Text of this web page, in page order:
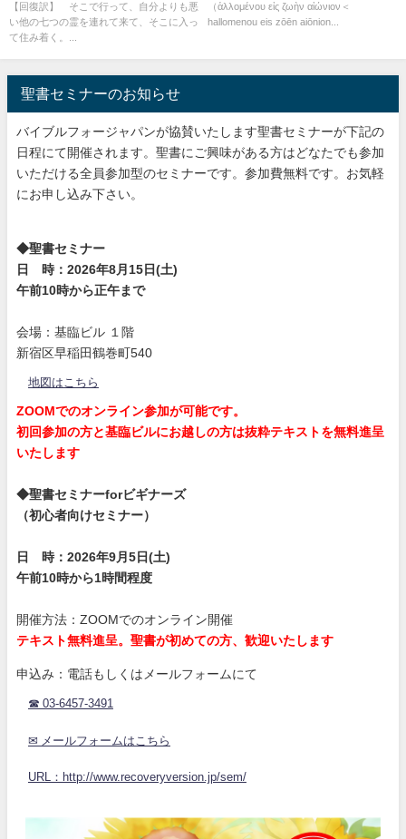
訳聖書と他の日本語訳との比較
(54)
【回復訳】 そこで行って、自分よりも悪
い他の七つの霊を連れて来て、そこに入っ
て住み着く。...
る：回復訳聖書と他の日本語訳
（ἁλλομένου εἰς ζωὴν αἰώνιον＜
hallomenou eis zōēn aiōnion...
聖書セミナーのお知らせ
バイブルフォージャパンが協賛いたします聖書セミナーが下記の
日程にて開催されます。聖書にご興味がある方はどなたでも参加
いただける全員参加型のセミナーです。参加費無料です。お気軽
にお申し込み下さい。
◆聖書セミナー
日 時：2026年8月15日(土)
午前10時から正午まで
会場：基臨ビル １階
新宿区早稲田鶴巻町540
地図はこちら
ZOOMでのオンライン参加が可能です。
初回参加の方と基臨ビルにお越しの方は抜粋テキストを無料進呈
いたします
◆聖書セミナーforビギナーズ
（初心者向けセミナー）
日 時：2026年9月5日(土)
午前10時から1時間程度
開催方法：ZOOMでのオンライン開催
テキスト無料進呈。聖書が初めての方、歓迎いたします
申込み：電話もしくはメールフォームにて
☎ 03-6457-3491
✉ メールフォームはこちら
URL：http://www.recoveryversion.jp/sem/